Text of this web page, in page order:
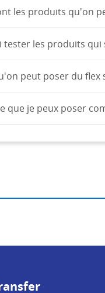
les produits qu'on
tester les produits qui
peut poser du flex
que je peux poser
((cancelText))
Annuler
Annuler